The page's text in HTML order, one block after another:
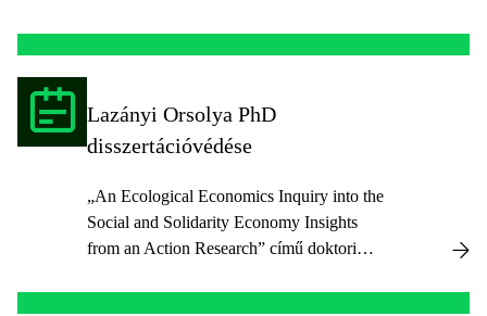
Lazányi Orsolya PhD
disszertációvédése
„An Ecological Economics Inquiry into the
Social and Solidarity Economy Insights
from an Action Research” című doktori